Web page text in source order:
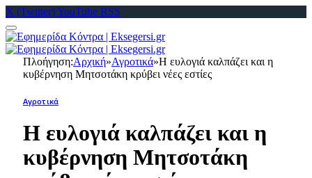
X (Twitter)YouTube RSS
Πλοήγηση:Αρχική»Αγροτικά»Η ευλογιά καλπάζει και η
κυβέρνηση Μητσοτάκη κρύβει νέες εστίες
Αγροτικά
Η ευλογιά καλπάζει και η
κυβέρνηση Μητσοτάκη